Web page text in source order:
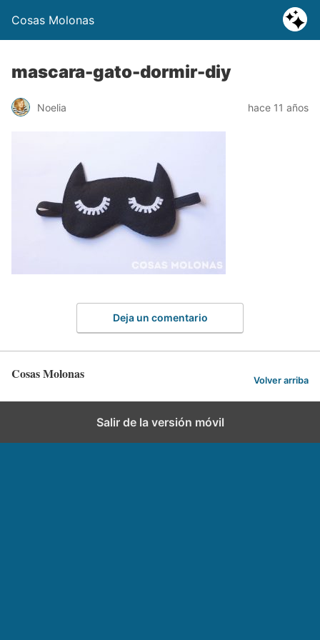
Cosas Molonas
mascara-gato-dormir-diy
Noelia hace 11 años
Deja un comentario
Cosas Molonas Volver arriba
Salir de la versión móvil